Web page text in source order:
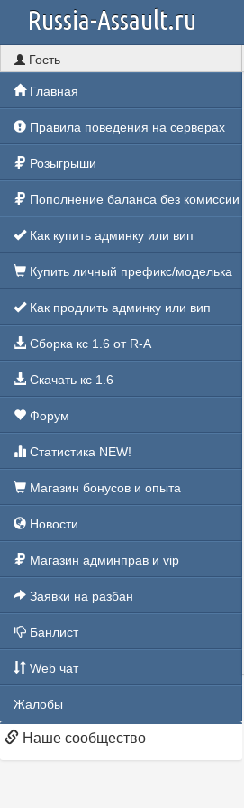
Russia-Assault.ru
Гость
Главная
Правила поведения на серверах
Розыгрыши
Пополнение баланса без комиссии
Как купить админку или вип
Купить личный префикс/моделька
Как продлить админку или вип
Сборка кс 1.6 от R-A
Скачать кс 1.6
Форум
Статистика NEW!
Магазин бонусов и опыта
Новости
Магазин админправ и vip
Заявки на разбан
Банлист
Web чат
Жалобы
Наше сообщество